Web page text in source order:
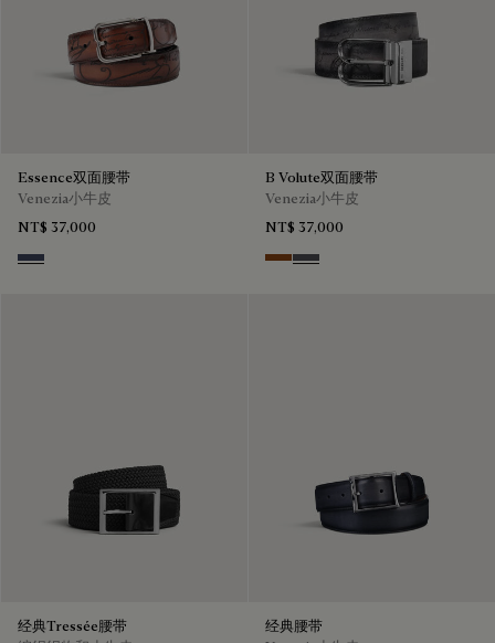
Essence双面腰带
Venezia小牛皮
NT$ 37,000
Nero & Tobacco Bis
B Volute双面腰带
Venezia小牛皮
NT$ 37,000
Nero Grigio & Mogano
Mogano & Nero Grigio
经典Tressée腰带
经典腰带